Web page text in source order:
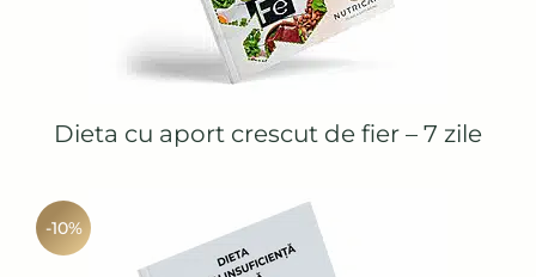
Dieta cu aport crescut de fier – 7 zile
-10%